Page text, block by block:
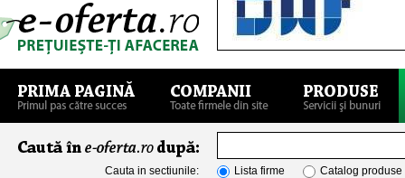
Cauta in sectiunile: Lista firme Catalog produse